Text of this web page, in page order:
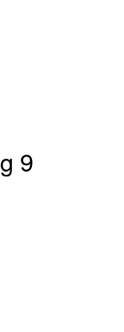
9